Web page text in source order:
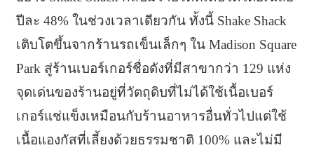
ปีละ 48% ในช่วงเวลาเดียวกัน ทั้งนี้ Shake Shack
เติบโตขึ้นจากร้านรถเข็นเล็กๆ ใน Madison Square
Park สู่ร้านเบอร์เกอร์ชื่อดังที่มีสาขากว่า 129 แห่ง
จุดเด่นของร้านอยู่ที่วัตถุดิบที่ไม่ได้ใช้เนื้อเบอร์
เกอร์แช่แข็งเหมือนกับร้านอาหารอื่นทั่วไปแต่ใช้
เนื้อแองกัสที่เลี้ยงด้วยธรรมชาติ 100% และไม่มี